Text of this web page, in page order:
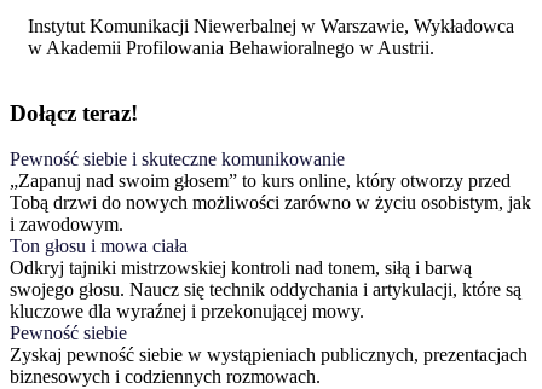
Instytut Komunikacji Niewerbalnej w Warszawie, Wykładowca
w Akademii Profilowania Behawioralnego w Austrii.
Dołącz teraz!
Pewność siebie i skuteczne komunikowanie
„Zapanuj nad swoim głosem” to kurs online, który otworzy przed
Tobą drzwi do nowych możliwości zarówno w życiu osobistym, jak
i zawodowym.
Ton głosu i mowa ciała
Odkryj tajniki mistrzowskiej kontroli nad tonem, siłą i barwą
swojego głosu. Naucz się technik oddychania i artykulacji, które są
kluczowe dla wyraźnej i przekonującej mowy.
Pewność siebie
Zyskaj pewność siebie w wystąpieniach publicznych, prezentacjach
biznesowych i codziennych rozmowach.